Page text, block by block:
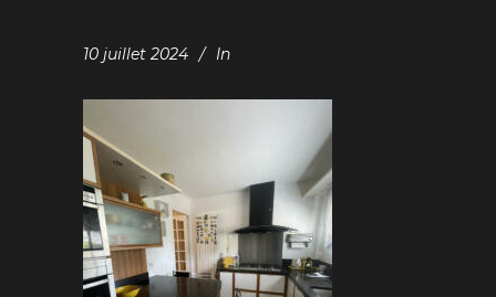
10 juillet 2024 In